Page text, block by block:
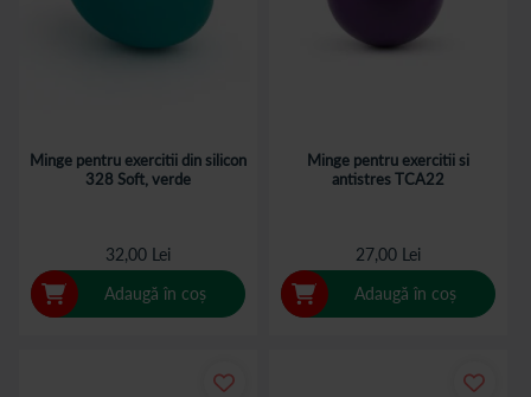
Minge pentru exercitii din silicon
328 Soft, verde
32,00 Lei
Adaugă în coș
Minge pentru exercitii si
antistres TCA22
27,00 Lei
Adaugă în coș